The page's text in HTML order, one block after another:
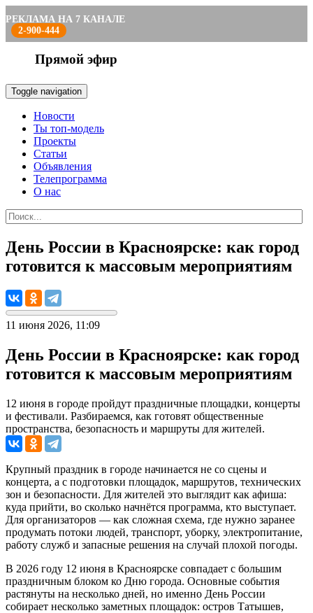
РЕКЛАМА НА 7 КАНАЛЕ
2-900-444
Прямой эфир
Toggle navigation
Новости
Ты топ-модель
Проекты
Статьи
Объявления
Телепрограмма
О нас
День России в Красноярске: как город
готовится к массовым мероприятиям
11 июня 2026, 11:09
День России в Красноярске: как город
готовится к массовым мероприятиям
12 июня в городе пройдут праздничные площадки, концерты
и фестивали. Разбираемся, как готовят общественные
пространства, безопасность и маршруты для жителей.
Крупный праздник в городе начинается не со сцены и
концерта, а с подготовки площадок, маршрутов, технических
зон и безопасности. Для жителей это выглядит как афиша:
куда прийти, во сколько начнётся программа, кто выступает.
Для организаторов — как сложная схема, где нужно заранее
продумать потоки людей, транспорт, уборку, электропитание,
работу служб и запасные решения на случай плохой погоды.
В 2026 году 12 июня в Красноярске совпадает с большим
праздничным блоком ко Дню города. Основные события
растянуты на несколько дней, но именно День России
собирает несколько заметных площадок: остров Татышев,